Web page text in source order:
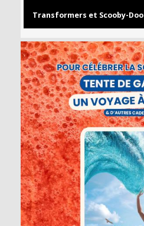
Transformers et Scooby-Doo